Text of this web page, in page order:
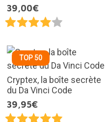
39,00€
TOP 50
Cryptex, la boîte secrète
du Da Vinci Code
39,95€